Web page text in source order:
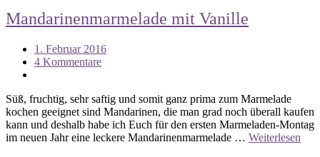
Mandarinenmarmelade mit Vanille
1. Februar 2016
4 Kommentare
Süß, fruchtig, sehr saftig und somit ganz prima zum Marmelade
kochen geeignet sind Mandarinen, die man grad noch überall kaufen
kann und deshalb habe ich Euch für den ersten Marmeladen-Montag
im neuen Jahr eine leckere Mandarinenmarmelade … Weiterlesen